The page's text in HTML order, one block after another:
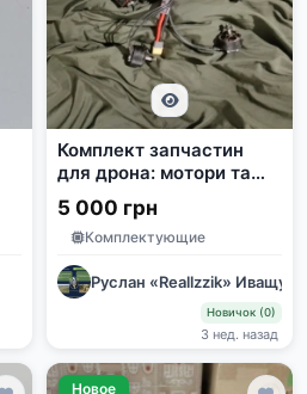
Комплект запчастин
для дрона: мотори та
плати
5 000 грн
Комплектующие
Руслан «Reallzzik» Иващук
Новичок (0)
3 нед. назад
Новое